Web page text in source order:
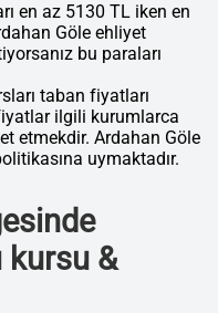
en az 5130 TL iken en
Göle ehliyet
bu paraları
taban fiyatları
ilgili kurumlarca
etmekdir. Ardahan Göle
uymaktadır.
&